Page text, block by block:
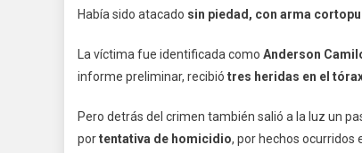
Había sido atacado sin piedad, con arma
La víctima fue identificada como Anderson
informe preliminar, recibió tres heridas en el
Pero detrás del crimen también salió a la luz un
portentativa de homicidio, por hechos ocurridos